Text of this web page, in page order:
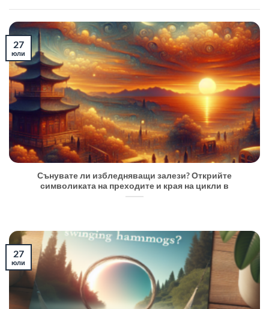
Сънувате ли избледняващи залези? Открийте
символиката на преходите и края на цикли в
27
юли
27
юли